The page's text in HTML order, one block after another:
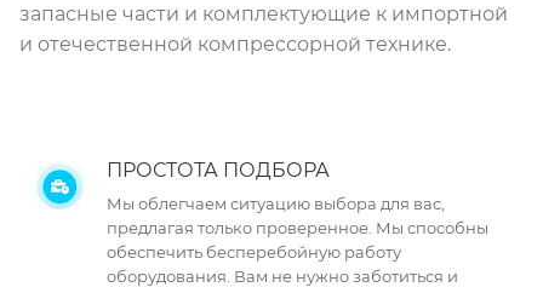
запасные части и комплектующие к импортной
и отечественной компрессорной технике.
ПРОСТОТА ПОДБОРА
Мы облегчаем ситуацию выбора для вас,
предлагая только проверенное. Мы способны
обеспечить бесперебойную работу
оборудования. Вам не нужно заботиться и